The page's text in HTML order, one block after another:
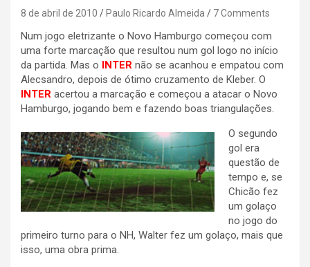
8 de abril de 2010 Paulo Ricardo Almeida 7 Comments
Num jogo eletrizante o Novo Hamburgo começou com
uma forte marcação que resultou num gol logo no início
da partida. Mas o INTER não se acanhou e empatou com
Alecsandro, depois de ótimo cruzamento de Kleber. O
INTER acertou a marcação e começou a atacar o Novo
Hamburgo, jogando bem e fazendo boas triangulações.
O segundo
gol era
questão de
tempo e, se
Chicão fez
um golaço
no jogo do
primeiro turno para o NH, Walter fez um golaço, mais que
isso, uma obra prima.